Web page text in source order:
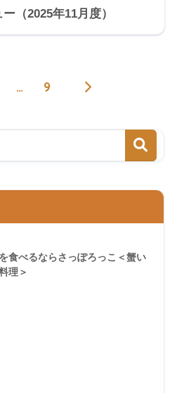
（2025年11月度）
… 9
食べるならさっぽろっこ＜蟹い
理＞